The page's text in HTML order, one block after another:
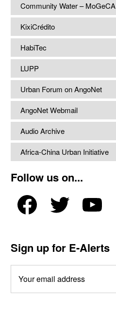
Community Water – MoGeCA
KixiCrédito
HabiTec
LUPP
Urban Forum on AngoNet
AngoNet Webmail
Audio Archive
Africa-China Urban Initiative
Follow us on...
Sign up for E-Alerts